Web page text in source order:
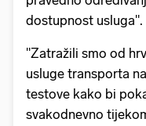
dostupnost usluga".
"Zatražili smo od
usluge transporta
testove kako bi
svakodnevno